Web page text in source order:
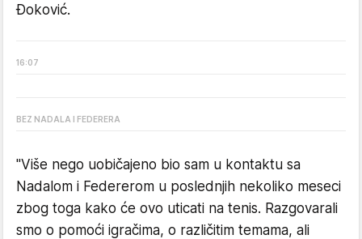
Đoković.
16:07
BEZ NADALA I FEDERERA
"Više nego uobičajeno bio sam u kontaktu sa
Nadalom i Federerom u poslednjih nekoliko meseci
zbog toga kako će ovo uticati na tenis. Razgovarali
smo o pomoći igračima, o različitim temama, ali